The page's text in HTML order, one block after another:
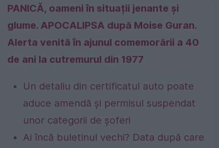
PANICĂ, oameni în situații jenante și
glume. APOCALIPSA după Moise Guran.
Alerta venită în ajunul comemorării a 40
de ani la cutremurul din 1977
Un detaliu din certificatul auto poate
aduce amendă și permisul suspendat
unor categorii de șoferi
Ai încă buletinul vechi? Data după care